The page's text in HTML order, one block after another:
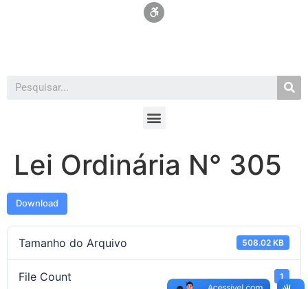
Lei Ordinária N° 305
Download
Tamanho do Arquivo 508.02 KB
File Count 1